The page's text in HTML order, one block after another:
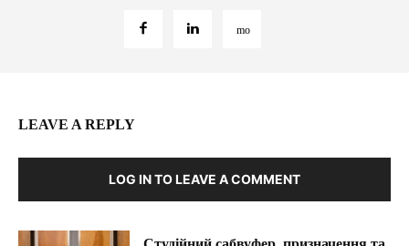
LEAVE A REPLY
LOG IN TO LEAVE A COMMENT